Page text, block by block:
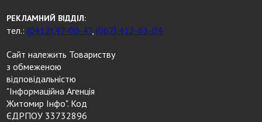
РЕКЛАМНИЙ ВІДДІЛ:
тел.:(0412) 47-00-47,(067) 412-63-04
Сайт належить Товариству
з обмеженою
відповідальністю
"Інформаційна Агенція
Житомир Інфо". Код
ЄДРПОУ 33732896